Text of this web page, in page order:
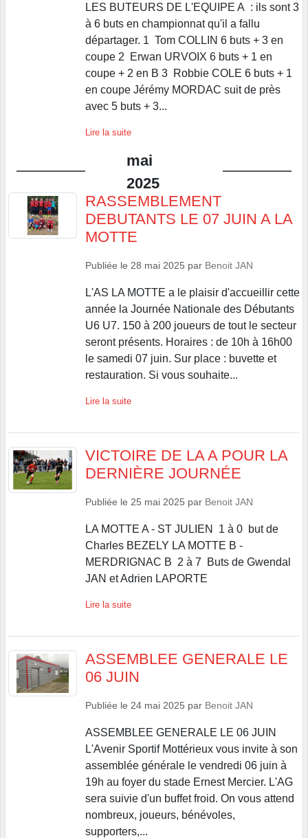
LES BUTEURS DE L'EQUIPE A : ils sont 3
à 6 buts en championnat qu'il a fallu
départager. 1 Tom COLLIN 6 buts + 3 en
coupe 2 Erwan URVOIX 6 buts + 1 en
coupe + 2 en B 3 Robbie COLE 6 buts + 1
en coupe Jérémy MORDAC suit de près
avec 5 buts + 3...
Lire la suite
mai
2025
RASSEMBLEMENT
DEBUTANTS LE 07 JUIN A LA
MOTTE
Publiée le 28 mai 2025 par Benoit JAN
L'AS LA MOTTE a le plaisir d'accueillir cette
année la Journée Nationale des Débutants
U6 U7. 150 à 200 joueurs de tout le secteur
seront présents. Horaires : de 10h à 16h00
le samedi 07 juin. Sur place : buvette et
restauration. Si vous souhaite...
Lire la suite
VICTOIRE DE LA A POUR LA
DERNIÈRE JOURNÉE
Publiée le 25 mai 2025 par Benoit JAN
LA MOTTE A - ST JULIEN 1 à 0 but de
Charles BEZELY LA MOTTE B -
MERDRIGNAC B 2 à 7 Buts de Gwendal
JAN et Adrien LAPORTE
Lire la suite
ASSEMBLEE GENERALE LE
06 JUIN
Publiée le 24 mai 2025 par Benoit JAN
ASSEMBLEE GENERALE LE 06 JUIN
L'Avenir Sportif Mottérieux vous invite à son
assemblée générale le vendredi 06 juin à
19h au foyer du stade Ernest Mercier. L'AG
sera suivie d'un buffet froid. On vous attend
nombreux, joueurs, bénévoles,
supporters,...